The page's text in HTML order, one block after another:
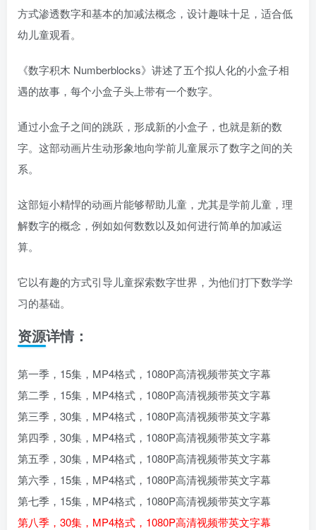
方式渗透数字和基本的加减法概念，设计趣味十足，适合低
幼儿童观看。
《数字积木 Numberblocks》讲述了五个拟人化的小盒子相
遇的故事，每个小盒子头上带有一个数字。
通过小盒子之间的跳跃，形成新的小盒子，也就是新的数
字。这部动画片生动形象地向学前儿童展示了数字之间的关
系。
这部短小精悍的动画片能够帮助儿童，尤其是学前儿童，理
解数字的概念，例如如何数数以及如何进行简单的加减运
算。
它以有趣的方式引导儿童探索数字世界，为他们打下数学学
习的基础。
资源详情：
第一季，15集，MP4格式，1080P高清视频带英文字幕
第二季，15集，MP4格式，1080P高清视频带英文字幕
第三季，30集，MP4格式，1080P高清视频带英文字幕
第四季，30集，MP4格式，1080P高清视频带英文字幕
第五季，30集，MP4格式，1080P高清视频带英文字幕
第六季，15集，MP4格式，1080P高清视频带英文字幕
第七季，15集，MP4格式，1080P高清视频带英文字幕
第八季，30集，MP4格式，1080P高清视频带英文字幕